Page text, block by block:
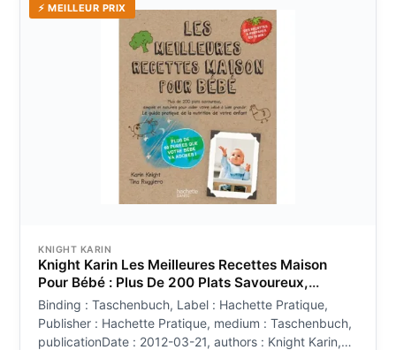
⚡ MEILLEUR PRIX
KNIGHT KARIN
Knight Karin Les Meilleures Recettes Maison
Pour Bébé : Plus De 200 Plats Savoureux,
Simples Et Naturels Pour Aider Votre Bébé À
Bien Grandir
Binding : Taschenbuch, Label : Hachette Pratique,
Publisher : Hachette Pratique, medium : Taschenbuch,
publicationDate : 2012-03-21, authors : Knight Karin,